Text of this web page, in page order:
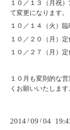
１０／１３（月祝
て変更になります。
１０／１４（火）臨
１０／２０（月）定
１０／２７（月）定
１０月も変則的な
くお願いいたします
2014 /09 /04